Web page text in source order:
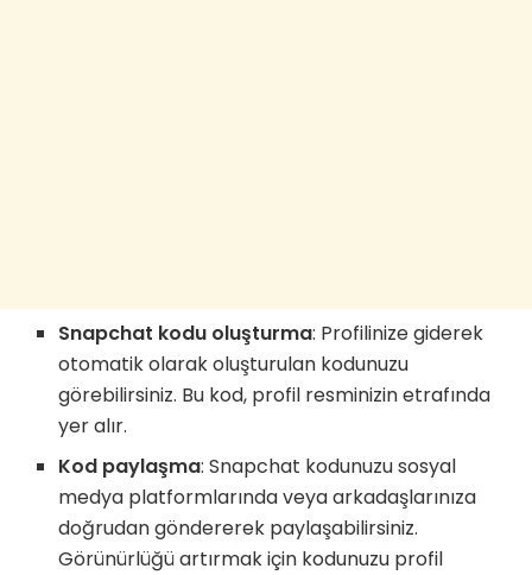
Snapchat kodu oluşturma: Profilinize giderek
otomatik olarak oluşturulan kodunuzu
görebilirsiniz. Bu kod, profil resminizin etrafında
yer alır.
Kod paylaşma: Snapchat kodunuzu sosyal
medya platformlarında veya arkadaşlarınıza
doğrudan göndererek paylaşabilirsiniz.
Görünürlüğü artırmak için kodunuzu profil